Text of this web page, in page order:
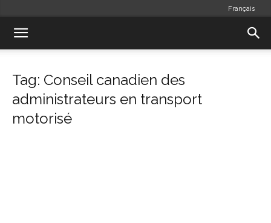
Français
Tag: Conseil canadien des
administrateurs en transport
motorisé